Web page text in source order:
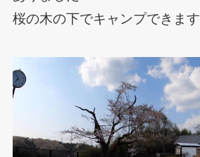
桜の木の下でキャンプできます